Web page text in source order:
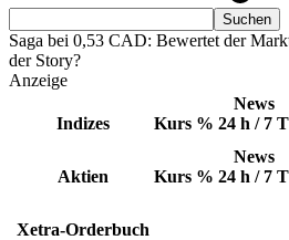
Saga bei 0,53 CAD: Bewertet der
der Story?
Anzeige
Indizes Kurs %
News
24 h / 7 T
Aktien Kurs %
News
24 h / 7 T
Xetra-Orderbuch